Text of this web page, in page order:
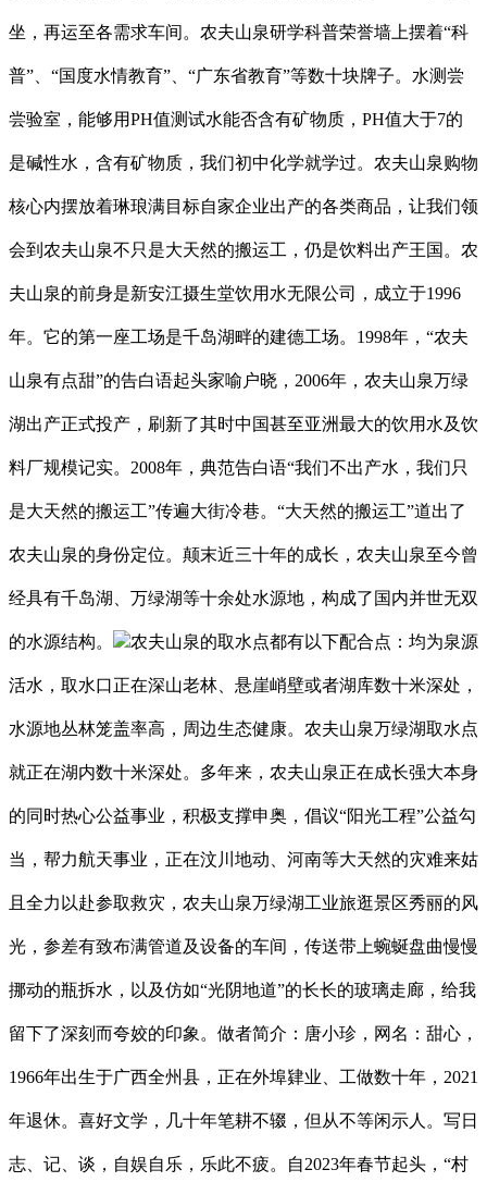
坐，再运至各需求车间。农夫山泉研学科普荣誉墙上摆着“科
普”、“国度水情教育”、“广东省教育”等数十块牌子。水测尝
尝验室，能够用PH值测试水能否含有矿物质，PH值大于7的
是碱性水，含有矿物质，我们初中化学就学过。农夫山泉购物
核心内摆放着琳琅满目标自家企业出产的各类商品，让我们领
会到农夫山泉不只是大天然的搬运工，仍是饮料出产王国。农
夫山泉的前身是新安江摄生堂饮用水无限公司，成立于1996
年。它的第一座工场是千岛湖畔的建德工场。1998年，“农夫
山泉有点甜”的告白语起头家喻户晓，2006年，农夫山泉万绿
湖出产正式投产，刷新了其时中国甚至亚洲最大的饮用水及饮
料厂规模记实。2008年，典范告白语“我们不出产水，我们只
是大天然的搬运工”传遍大街冷巷。“大天然的搬运工”道出了
农夫山泉的身份定位。颠末近三十年的成长，农夫山泉至今曾
经具有千岛湖、万绿湖等十余处水源地，构成了国内并世无双
的水源结构。 农夫山泉的取水点都有以下配合点：均为泉源
活水，取水口正在深山老林、悬崖峭壁或者湖库数十米深处，
水源地丛林笼盖率高，周边生态健康。农夫山泉万绿湖取水点
就正在湖内数十米深处。多年来，农夫山泉正在成长强大本身
的同时热心公益事业，积极支撑申奥，倡议“阳光工程”公益勾
当，帮力航天事业，正在汶川地动、河南等大天然的灾难来姑
且全力以赴参取救灾，农夫山泉万绿湖工业旅逛景区秀丽的风
光，参差有致布满管道及设备的车间，传送带上蜿蜒盘曲慢慢
挪动的瓶拆水，以及仿如“光阴地道”的长长的玻璃走廊，给我
留下了深刻而夸姣的印象。做者简介：唐小珍，网名：甜心，
1966年出生于广西全州县，正在外埠肄业、工做数十年，2021
年退休。喜好文学，几十年笔耕不辍，但从不等闲示人。写日
志、记、谈，自娱自乐，乐此不疲。自2023年春节起头，“村